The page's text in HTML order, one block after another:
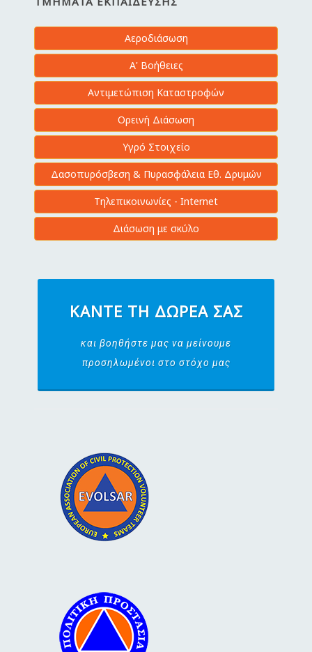
Αεροδιάσωση
Α' Βοήθειες
Αντιμετώπιση Καταστροφών
Ορεινή Διάσωση
Υγρό Στοιχείο
Δασοπυρόσβεση & Πυρασφάλεια Εθ. Δρυμών
Τηλεπικοινωνίες - Internet
Διάσωση με σκύλο
ΚΆΝΤΕ ΤΗ ΔΩΡΕΆ ΣΑΣ
και βοηθήστε μας να μείνουμε
προσηλωμένοι στο στόχο μας